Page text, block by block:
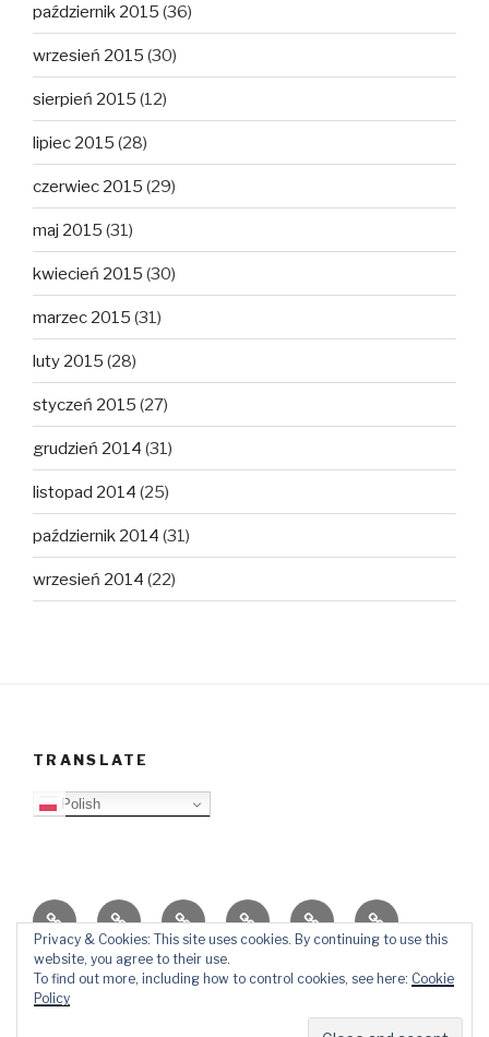
październik 2015 (36)
wrzesień 2015 (30)
sierpień 2015 (12)
lipiec 2015 (28)
czerwiec 2015 (29)
maj 2015 (31)
kwiecień 2015 (30)
marzec 2015 (31)
luty 2015 (28)
styczeń 2015 (27)
grudzień 2014 (31)
listopad 2014 (25)
październik 2014 (31)
wrzesień 2014 (22)
TRANSLATE
Polish
O
blogu
Top
Lista
Ewangelizacja
Father
Daniel
Video
Blog
PB
KontaktŚlady
Privacy & Cookies: This site uses cookies. By continuing to use this
website, you agree to their use.
To find out more, including how to control cookies, see here: Cookie
Policy